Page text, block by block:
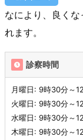
なにより、良く
れます。
診察時間
月曜日: 9時30分～
火曜日: 9時30分～
水曜日: 9時30分～
木曜日: 9時30分～